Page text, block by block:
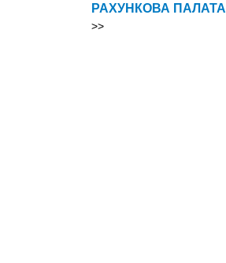
РАХУНКОВА ПАЛАТА
>>